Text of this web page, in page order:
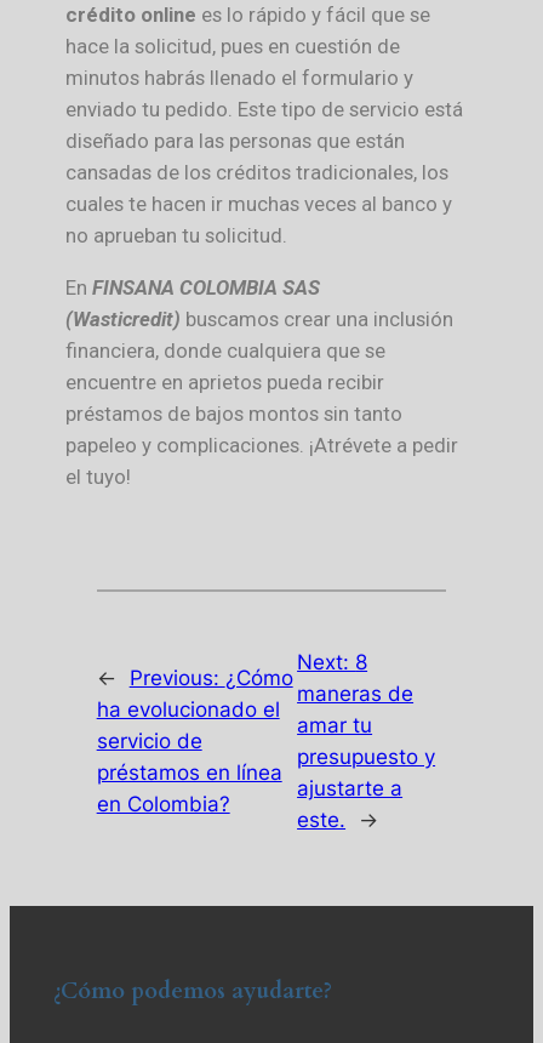
crédito online es lo rápido y fácil que se
hace la solicitud, pues en cuestión de
minutos habrás llenado el formulario y
enviado tu pedido. Este tipo de servicio está
diseñado para las personas que están
cansadas de los créditos tradicionales, los
cuales te hacen ir muchas veces al banco y
no aprueban tu solicitud.
En FINSANA COLOMBIA SAS
(Wasticredit) buscamos crear una inclusión
financiera, donde cualquiera que se
encuentre en aprietos pueda recibir
préstamos de bajos montos sin tanto
papeleo y complicaciones. ¡Atrévete a pedir
el tuyo!
← Previous: ¿Cómo
ha evolucionado el
servicio de
préstamos en línea
en Colombia?
Next: 8
maneras de
amar tu
presupuesto y
ajustarte a
este.
→
¿Cómo podemos ayudarte?